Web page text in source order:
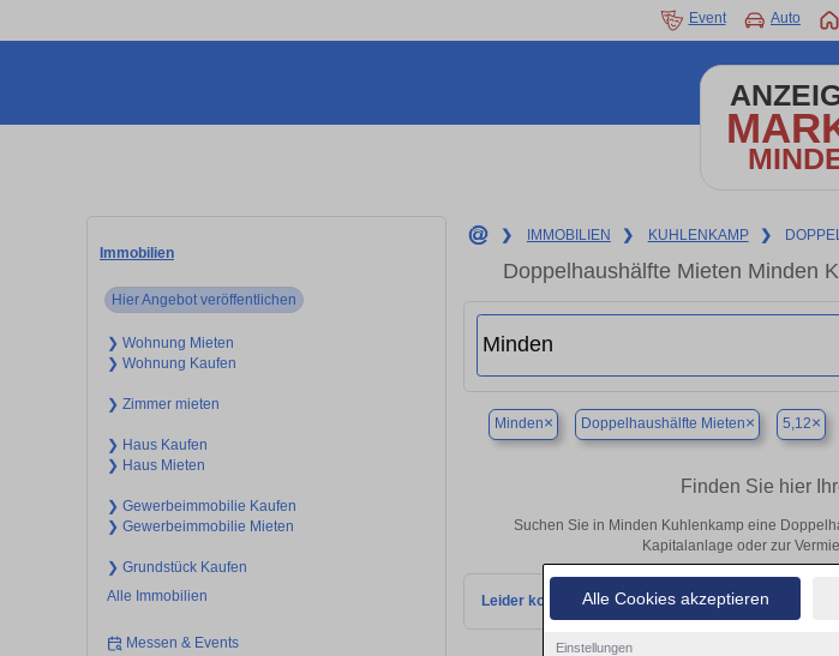
Alle Cookies akzeptieren
Einstellungen
Event Auto
Immobilien
Hier Angebot veröffentlichen
❯ Wohnung Mieten
❯ Wohnung Kaufen
❯ Zimmer mieten
❯ Haus Kaufen
❯ Haus Mieten
❯ Gewerbeimmobilie Kaufen
❯ Gewerbeimmobilie Mieten
❯ Grundstück Kaufen
Alle Immobilien
Messen & Events
❯ IMMOBILIEN ❯ KUHLENKAMP ❯
Doppelhaushälfte Mieten Minden
Minden× Doppelhaushälfte Mieten× 5,12×
Finden Sie hier
Suchen Sie in Minden Kuhlenkamp eine
Kapitalanlage oder zur
Leider konnten wir derzeit keine passenden